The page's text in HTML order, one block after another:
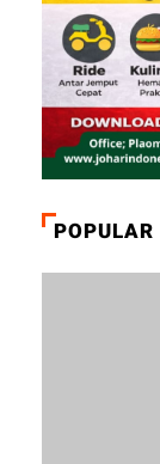
POPULAR